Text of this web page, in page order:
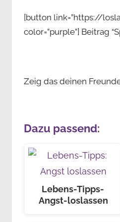
[button link=”https://
color=”purple”] Beitrag
Zeig das deinen
Dazu passend:
Lebens-Tipps-
Angst-loslassen